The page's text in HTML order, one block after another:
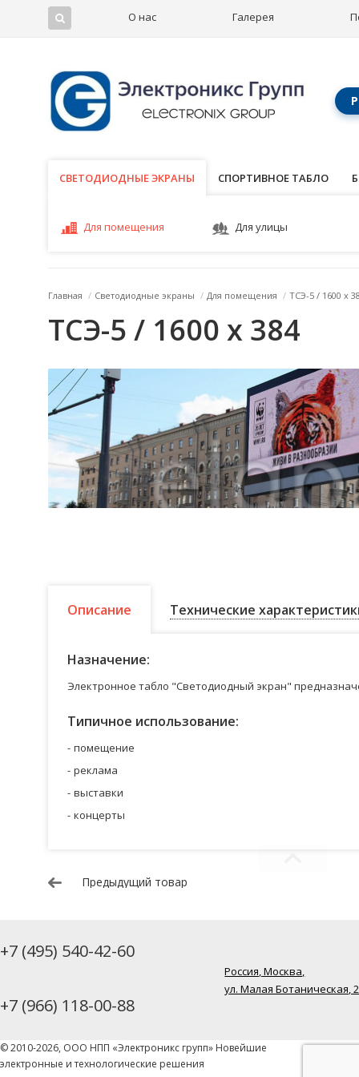
О нас Галерея
СВЕТОДИОДНЫЕ ЭКРАНЫ
СВЕТОДИОДНЫЕ ЭКРАНЫ СПОРТИВНОЕ ТАБЛО
Для помещения Для улицы
Главная / Светодиодные экраны / Для помещения / ТСЭ-5 / 1600 x
ТСЭ-5 / 1600 x 384
Описание Технические
Назначение:
Электронное табло "Светодиодный экран"
Типичное использование:
помещение
реклама
выставки
концерты
Предыдущий товар
+7 (495) 540-42-60
+7 (966) 118-00-88
Россия, Москва,
ул. Малая Ботаническая,
© 2010-2026, ООО НПП «Электроникс групп» Новейшие
электронные и технологические решения